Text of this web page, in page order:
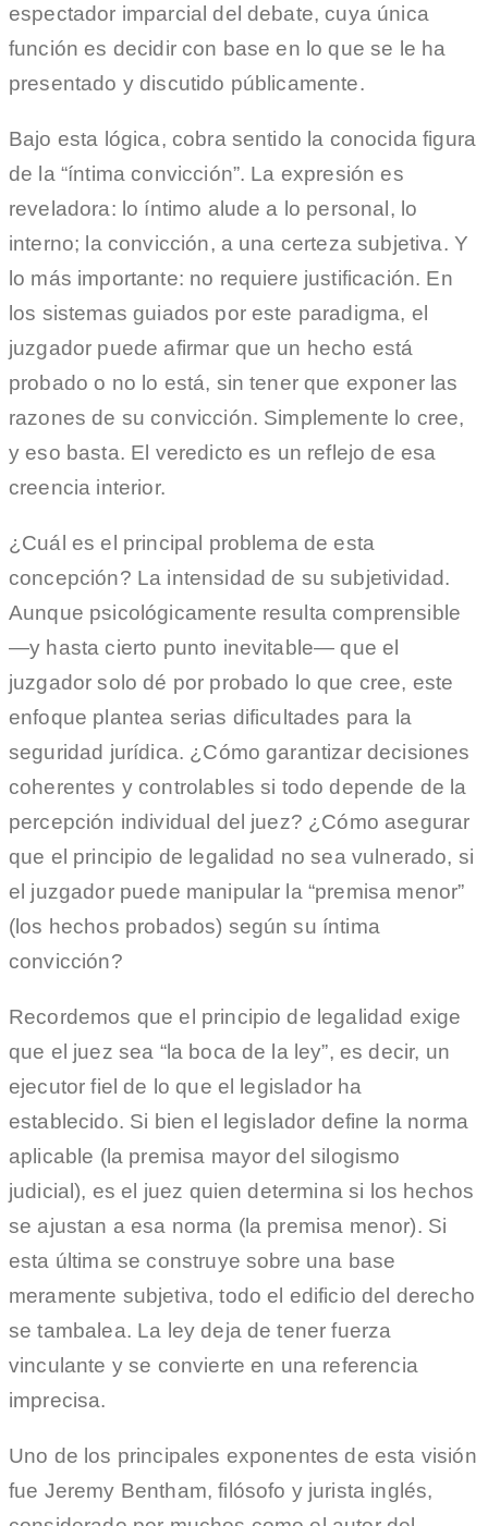
espectador imparcial del debate, cuya única
función es decidir con base en lo que se le ha
presentado y discutido públicamente.
Bajo esta lógica, cobra sentido la conocida figura
de la “íntima convicción”. La expresión es
reveladora: lo íntimo alude a lo personal, lo
interno; la convicción, a una certeza subjetiva. Y
lo más importante: no requiere justificación. En
los sistemas guiados por este paradigma, el
juzgador puede afirmar que un hecho está
probado o no lo está, sin tener que exponer las
razones de su convicción. Simplemente lo cree,
y eso basta. El veredicto es un reflejo de esa
creencia interior.
¿Cuál es el principal problema de esta
concepción? La intensidad de su subjetividad.
Aunque psicológicamente resulta comprensible
—y hasta cierto punto inevitable— que el
juzgador solo dé por probado lo que cree, este
enfoque plantea serias dificultades para la
seguridad jurídica. ¿Cómo garantizar decisiones
coherentes y controlables si todo depende de la
percepción individual del juez? ¿Cómo asegurar
que el principio de legalidad no sea vulnerado, si
el juzgador puede manipular la “premisa menor”
(los hechos probados) según su íntima
convicción?
Recordemos que el principio de legalidad exige
que el juez sea “la boca de la ley”, es decir, un
ejecutor fiel de lo que el legislador ha
establecido. Si bien el legislador define la norma
aplicable (la premisa mayor del silogismo
judicial), es el juez quien determina si los hechos
se ajustan a esa norma (la premisa menor). Si
esta última se construye sobre una base
meramente subjetiva, todo el edificio del derecho
se tambalea. La ley deja de tener fuerza
vinculante y se convierte en una referencia
imprecisa.
Uno de los principales exponentes de esta visión
fue Jeremy Bentham, filósofo y jurista inglés,